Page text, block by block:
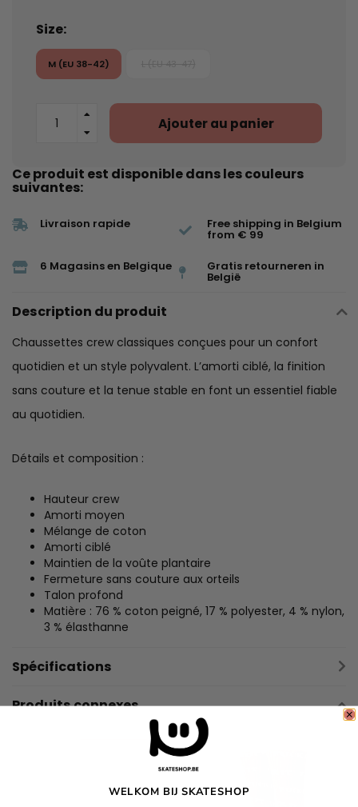
Size:
M (EU 38-42)
Ajouter au panier
Ce produit est disponible dans les couleurs
suivantes:
Livraison rapide Free shipping in Belgium
from € 99
6 Magasins en Belgique Gratis retourneren in
België
Description du produit
Chaussettes crew classiques conçues pour un confort
quotidien et un style polyvalent. L’amorti ciblé, la finition
sans couture et la tenue stable en font un essentiel fiable
au quotidien.
Détails et composition :
Hauteur crew
Amorti moyen
Mélange de coton
Amorti ciblé
Maintien de la voûte plantaire
Fermeture sans couture aux orteils
Talon profond
Matière : 76 % coton peigné, 17 % polyester, 4 % nylon,
3 % élasthanne
Spécifications
Produits connexes
WELKOM BIJ SKATESHOP